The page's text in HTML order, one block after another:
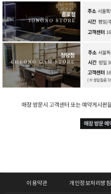
이용약관 개인정보처리방침